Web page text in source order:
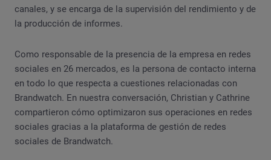
canales, y se encarga de la supervisión del rendimiento y de
la producción de informes.
Como responsable de la presencia de la empresa en redes
sociales en 26 mercados, es la persona de contacto interna
en todo lo que respecta a cuestiones relacionadas con
Brandwatch. En nuestra conversación, Christian y Cathrine
compartieron cómo optimizaron sus operaciones en redes
sociales gracias a la plataforma de gestión de redes
sociales de Brandwatch.